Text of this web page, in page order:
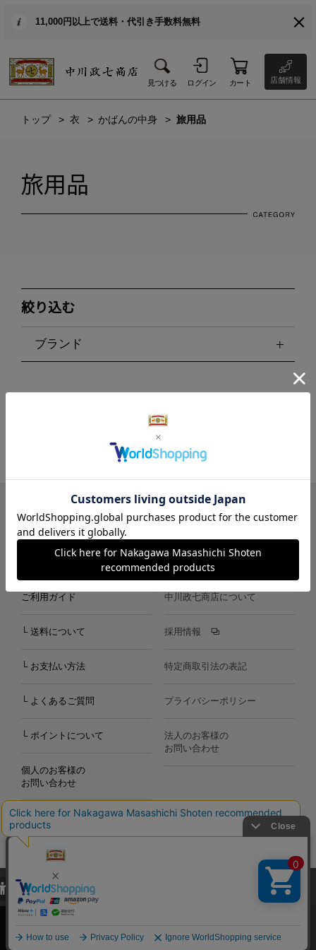
11,000円以上で送料・代引き手数料無料
見つける ログイン カート 店舗情報
トップ 衣 かばんの中身 旅用品
旅用品
絞り込む
ブランド
LINE Instagram X Facebook メールマガジン
ご利用ガイド
└ 送料について
└ お支払い方法
└ よくあるご質問
└ ポイントについて
個人のお客様の
お問い合わせ
中川政七商店について
採用情報
特定商取引法の表記
プライバシーポリシー
法人のお客様の
お問い合わせ
Copyright©2000-2026
Nakagawa Masashichi Shoten All Rights Reserved.
当サイトでは、当サイト内における閲覧履歴・属性情報などの取得およ
び利便性向上のためにクッキー（Cookie）を使用いたします。詳細に
関しては「プライバシーポリシー
承諾する